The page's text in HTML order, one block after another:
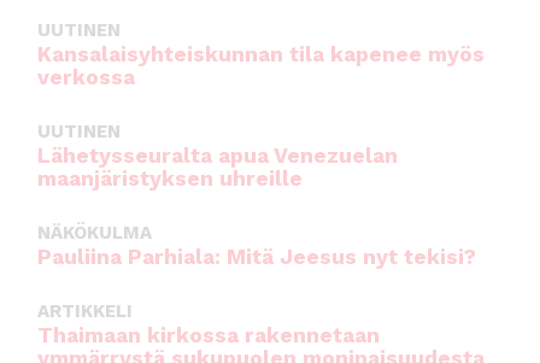
UUTINEN
Kansalaisyhteiskunnan tila kapenee myös
verkossa
UUTINEN
Lähetysseuralta apua Venezuelan
maanjäristyksen uhreille
NÄKÖKULMA
Pauliina Parhiala: Mitä Jeesus nyt tekisi?
ARTIKKELI
Thaimaan kirkossa rakennetaan